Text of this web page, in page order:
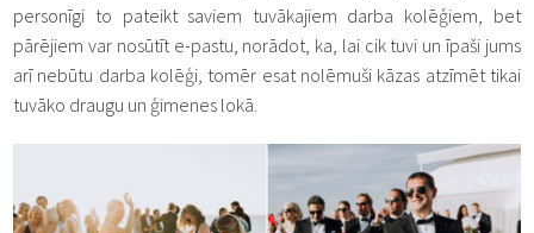
personīgi to pateikt saviem tuvākajiem darba kolēģiem, bet
pārējiem var nosūtīt e-pastu, norādot, ka, lai cik tuvi un īpaši jums
arī nebūtu darba kolēģi, tomēr esat nolēmuši kāzas atzīmēt tikai
tuvāko draugu un ģimenes lokā.